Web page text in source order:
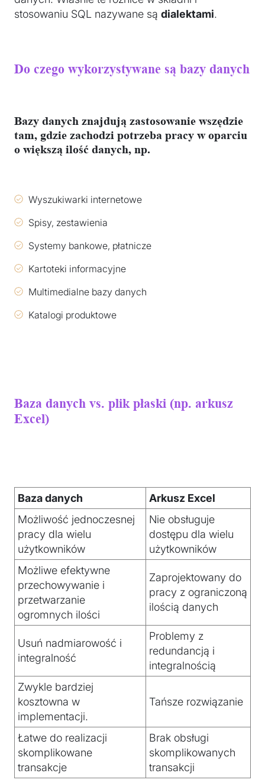
stosowaniu SQL nazywane są dialektami.
Do czego wykorzystywane są bazy danych
Bazy danych znajdują zastosowanie wszędzie
tam, gdzie zachodzi potrzeba pracy w oparciu
o większą ilość danych, np.
Wyszukiwarki internetowe
Spisy, zestawienia
Systemy bankowe, płatnicze
Kartoteki informacyjne
Multimedialne bazy danych
Katalogi produktowe
Baza danych vs. plik płaski (np. arkusz
Excel)
Baza danych
Arkusz Excel
Możliwość jednoczesnej
pracy dla wielu
użytkowników
Nie obsługuje
dostępu dla wielu
użytkowników
Możliwe efektywne
przechowywanie i
przetwarzanie
ogromnych ilości
Zaprojektowany do
pracy z ograniczoną
ilością danych
Usuń nadmiarowość i
integralność
Problemy z
redundancją i
integralnością
Zwykle bardziej
kosztowna w
implementacji.
Tańsze rozwiązanie
Łatwe do realizacji
skomplikowane
transakcje
Brak obsługi
skomplikowanych
transakcji